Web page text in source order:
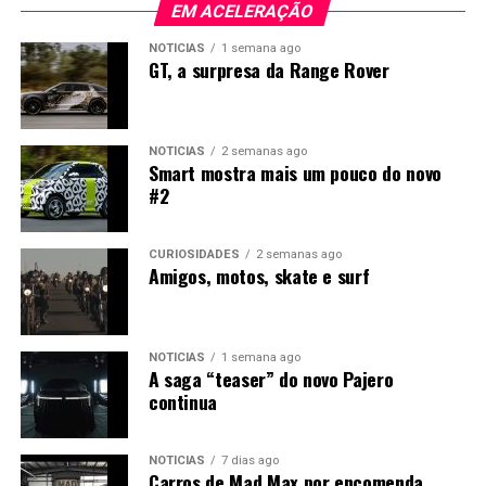
Os preços arrancam nos 81.475 euros, sem IVA, para a
configuração de cinco lugares. A variante de seis lugares
custa 81.891 euros, enquanto a versão de sete lugares
está disponível a partir de 82.369 euros, também sem
IVA.
EM ACELERAÇÃO
NOTÍCIAS 1 semana ago
GT, a surpresa da Range Rover
NOTÍCIAS 2 semanas ago
Smart mostra mais um pouco do novo
#2
CURIOSIDADES 2 semanas ago
Amigos, motos, skate e surf
NOTÍCIAS 1 semana ago
A saga “teaser” do novo Pajero
continua
NOTÍCIAS 7 dias ago